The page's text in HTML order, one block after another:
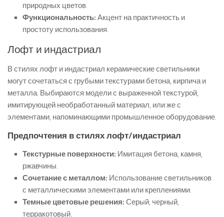
природных цветов.
Функциональность: Акцент на практичность и
простоту использования.
Лофт и индастриал
В стилях лофт и индастриал керамические светильники
могут сочетаться с грубыми текстурами бетона, кирпича и
металла. Выбираются модели с выраженной текстурой,
имитирующей необработанный материал, или же с
элементами, напоминающими промышленное оборудование.
Предпочтения в стилях лофт/индастриал
Текстурные поверхности: Имитация бетона, камня,
ржавчины.
Сочетание с металлом: Использование светильников
с металлическими элементами или креплениями.
Темные цветовые решения: Серый, черный,
терракотовый.